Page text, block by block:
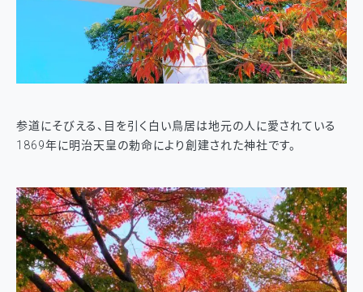
参道にそびえる、目を引く白い鳥居は地元の人に愛されている
1869年に明治天皇の勅命により創建された神社です。